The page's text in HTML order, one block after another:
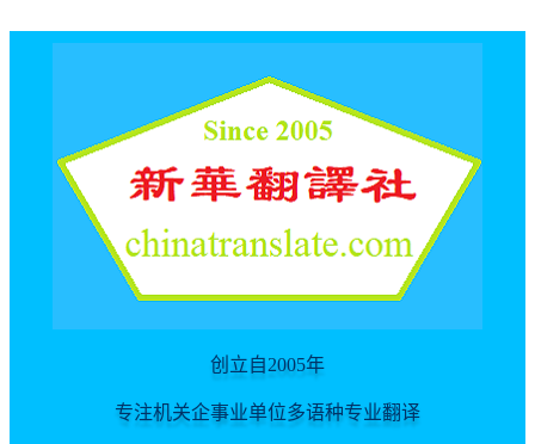
创立自2005年
专注机关企事业单位多语种专业翻译